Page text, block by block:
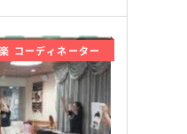
コーディネーター